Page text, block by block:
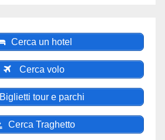
Cerca un hotel
Cerca volo
Biglietti tour e parchi
Cerca Traghetto